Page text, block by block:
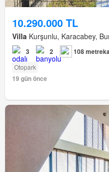
10.290.000 TL
Villa Kurşunlu, Karacabey,
3 2 108
Otopark
19 gün önce